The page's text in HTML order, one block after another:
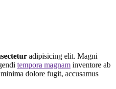
adipisicing elit. Magni
tempora magnam inventore ab
dolore fugit, accusamus